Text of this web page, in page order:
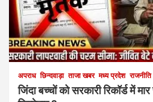
अपराध छिन्दवाड़ा ताजा खबर मध्य प्रदेश राजनीति
जिंदा बच्चों को सरकारी रिकॉर्ड में